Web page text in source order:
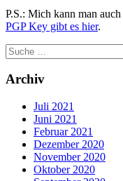
P.S.: Mich kann man
PGP Key gibt es hier.
Archiv
Juli 2021
Juni 2021
Februar 2021
Dezember 2020
November 2020
Oktober 2020